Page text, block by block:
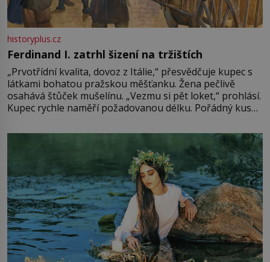
historyplus.cz
Ferdinand I. zatrhl šizení na tržištích
„Prvotřídní kvalita, dovoz z Itálie,“ přesvědčuje kupec s
látkami bohatou pražskou měšťanku. Žena pečlivě
osahává štůček mušelínu. „Vezmu si pět loket,“ prohlásí.
Kupec rychle naměří požadovanou délku. Pořádný kus
milostpaní. Stačí jenom na sukni,“ zhodnotí švadlena
množství růžového mušelínu. „Ošidili vás, podívejte.“
Vezme do ruky dřevěnou